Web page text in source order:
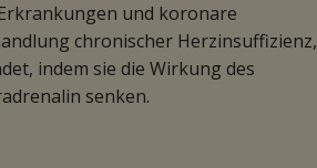
und koronare
chronischer Herzinsuffizienz,
indem sie die Wirkung des
senken.